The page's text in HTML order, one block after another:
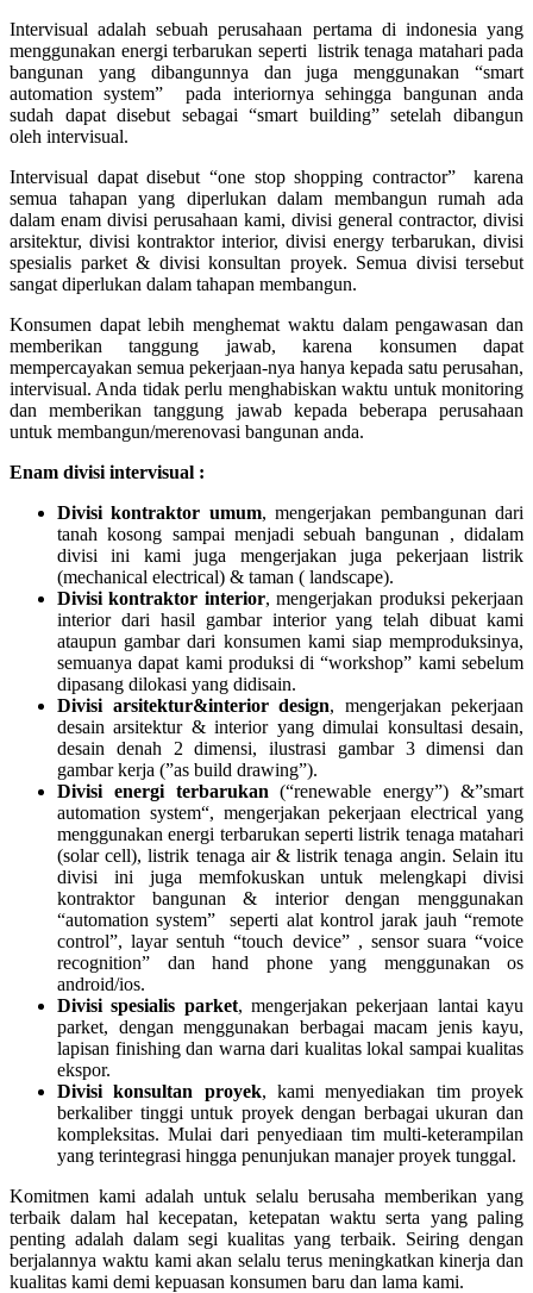
Intervisual adalah sebuah perusahaan pertama di indonesia yang
menggunakan energi terbarukan seperti listrik tenaga matahari pada
bangunan yang dibangunnya dan juga menggunakan “smart
automation system” pada interiornya sehingga bangunan anda
sudah dapat disebut sebagai “smart building” setelah dibangun
oleh intervisual.
Intervisual dapat disebut “one stop shopping contractor” karena
semua tahapan yang diperlukan dalam membangun rumah ada
dalam enam divisi perusahaan kami, divisi general contractor, divisi
arsitektur, divisi kontraktor interior, divisi energy terbarukan, divisi
spesialis parket & divisi konsultan proyek. Semua divisi tersebut
sangat diperlukan dalam tahapan membangun.
Konsumen dapat lebih menghemat waktu dalam pengawasan dan
memberikan tanggung jawab, karena konsumen dapat
mempercayakan semua pekerjaan-nya hanya kepada satu perusahan,
intervisual. Anda tidak perlu menghabiskan waktu untuk monitoring
dan memberikan tanggung jawab kepada beberapa perusahaan
untuk membangun/merenovasi bangunan anda.
Enam divisi intervisual :
Divisi kontraktor umum, mengerjakan pembangunan dari
tanah kosong sampai menjadi sebuah bangunan , didalam
divisi ini kami juga mengerjakan juga pekerjaan listrik
(mechanical electrical) & taman ( landscape).
Divisi kontraktor interior, mengerjakan produksi pekerjaan
interior dari hasil gambar interior yang telah dibuat kami
ataupun gambar dari konsumen kami siap memproduksinya,
semuanya dapat kami produksi di “workshop” kami sebelum
dipasang dilokasi yang didisain.
Divisi arsitektur&interior design, mengerjakan pekerjaan
desain arsitektur & interior yang dimulai konsultasi desain,
desain denah 2 dimensi, ilustrasi gambar 3 dimensi dan
gambar kerja (”as build drawing”).
Divisi energi terbarukan (“renewable energy”) &”smart
automation system“, mengerjakan pekerjaan electrical yang
menggunakan energi terbarukan seperti listrik tenaga matahari
(solar cell), listrik tenaga air & listrik tenaga angin. Selain itu
divisi ini juga memfokuskan untuk melengkapi divisi
kontraktor bangunan & interior dengan menggunakan
“automation system” seperti alat kontrol jarak jauh “remote
control”, layar sentuh “touch device” , sensor suara “voice
recognition” dan hand phone yang menggunakan os
android/ios.
Divisi spesialis parket, mengerjakan pekerjaan lantai kayu
parket, dengan menggunakan berbagai macam jenis kayu,
lapisan finishing dan warna dari kualitas lokal sampai kualitas
ekspor.
Divisi konsultan proyek, kami menyediakan tim proyek
berkaliber tinggi untuk proyek dengan berbagai ukuran dan
kompleksitas. Mulai dari penyediaan tim multi-keterampilan
yang terintegrasi hingga penunjukan manajer proyek tunggal.
Komitmen kami adalah untuk selalu berusaha memberikan yang
terbaik dalam hal kecepatan, ketepatan waktu serta yang paling
penting adalah dalam segi kualitas yang terbaik. Seiring dengan
berjalannya waktu kami akan selalu terus meningkatkan kinerja dan
kualitas kami demi kepuasan konsumen baru dan lama kami.